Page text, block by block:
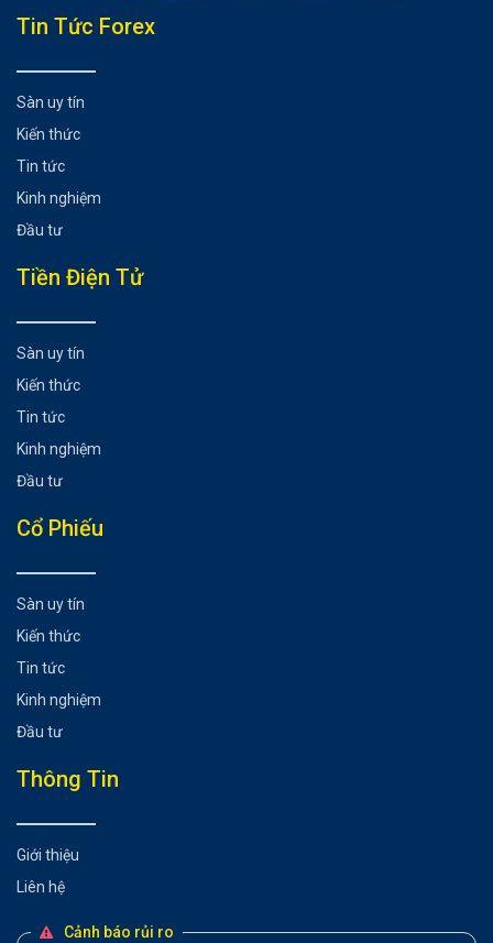
Tổng hợp bài viết
Dữ liệu có liên quan kể từ sự kiện/dữ liệu phát hành gần
Xác suất tâm lý rủi ro:
Tin Tức Forex
Sàn uy tín
Kiến thức
Tin tức
Kinh nghiệm
Đầu tư
Tiền Điện Tử
Sàn uy tín
Kiến thức
Tin tức
Kinh nghiệm
Đầu tư
Cổ Phiếu
Sàn uy tín
Kiến thức
Tin tức
Kinh nghiệm
Đầu tư
Thông Tin
Giới thiệu
Liên hệ
Cảnh báo rủi ro